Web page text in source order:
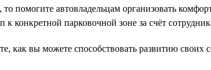
то помогите автовладельцам организовать
к конкретной парковочной зоне за счёт
как вы можете способствовать развитию